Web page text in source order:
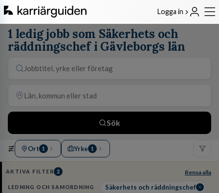
Logga in
1 ledig jobb som Säkerhets och
räddningschef i Gävleborgs län
Sök
Ort 1 Yrke 1
AKTIVA FILTER 2 Rensa alla
LEDNING OCH SAMORDNING Säkerhets och räddningschef